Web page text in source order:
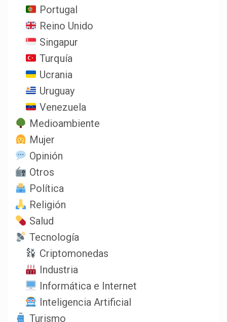
Portugal
Reino Unido
Singapur
Turquía
Ucrania
Uruguay
Venezuela
Medioambiente
Mujer
Opinión
Otros
Política
Religión
Salud
Tecnología
Criptomonedas
Industria
Informática e Internet
Inteligencia Artificial
Turismo